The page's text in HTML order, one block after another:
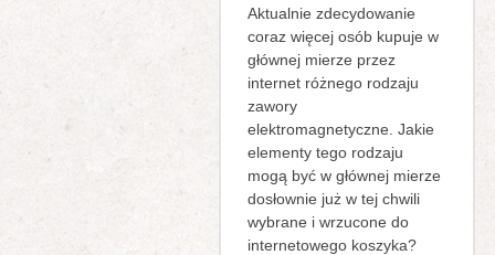
Aktualnie zdecydowanie
coraz więcej osób kupuje w
głównej mierze przez
internet różnego rodzaju
zawory
elektromagnetyczne. Jakie
elementy tego rodzaju
mogą być w głównej mierze
dosłownie już w tej chwili
wybrane i wrzucone do
internetowego koszyka?